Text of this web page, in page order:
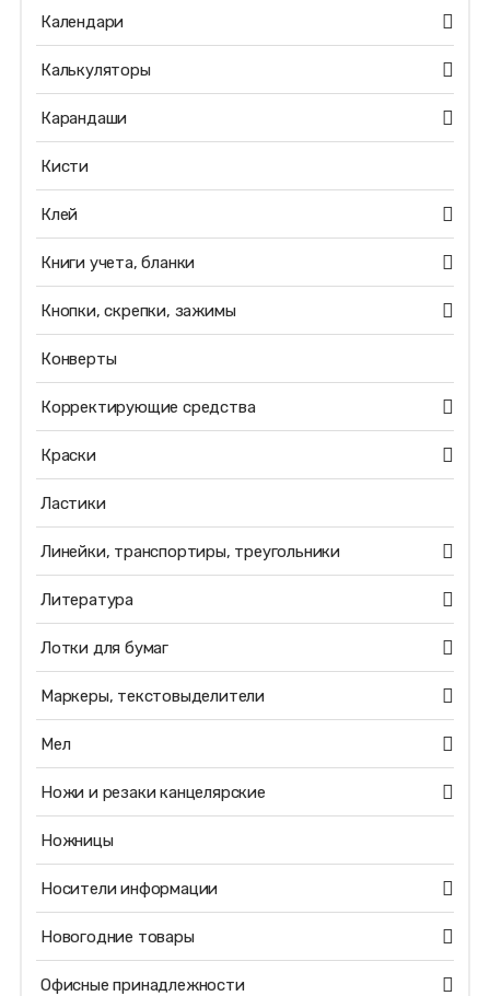
Календари
Калькуляторы
Карандаши
Кисти
Клей
Книги учета, бланки
Кнопки, скрепки, зажимы
Конверты
Корректирующие средства
Краски
Ластики
Линейки, транспортиры, треугольники
Литература
Лотки для бумаг
Маркеры, текстовыделители
Мел
Ножи и резаки канцелярские
Ножницы
Носители информации
Новогодние товары
Офисные принадлежности